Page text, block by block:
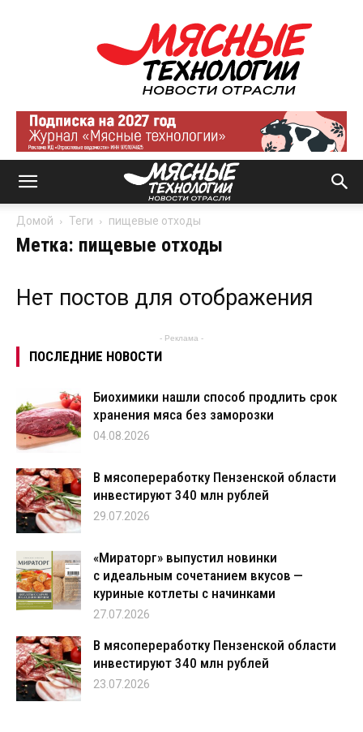
Мясные
технологии
|
Новости
отрасли
Домой Теги пищевые отходы
Метка: пищевые отходы
Нет постов для отображения
- Реклама -
ПОСЛЕДНИЕ НОВОСТИ
Биохимики нашли способ продлить срок
хранения мяса без заморозки
04.08.2026
В мясопереработку Пензенской области
инвестируют 340 млн рублей
29.07.2026
«Мираторг» выпустил новинки
с идеальным сочетанием вкусов —
куриные котлеты с начинками
27.07.2026
В мясопереработку Пензенской области
инвестируют 340 млн рублей
23.07.2026